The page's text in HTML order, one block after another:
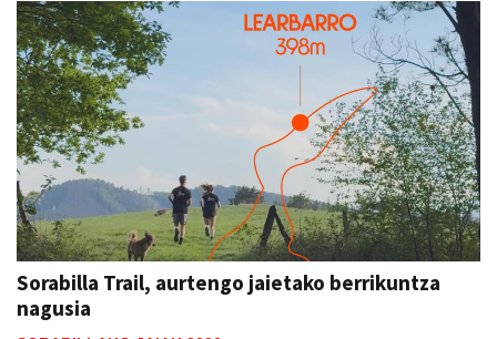
Sorabilla Trail, aurtengo jaietako berrikuntza
nagusia